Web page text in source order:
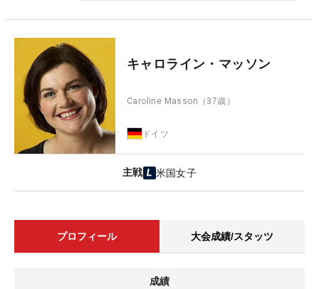
キャロライン・マッソン
Caroline Masson （37歳）
ドイツ
主戦 米国女子
プロフィール 大会成績/スタッツ
成績